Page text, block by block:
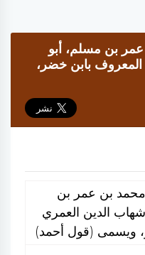
بن مسلم، أبو
المعروف بابن خضر،
بن عمر بن
الدين العمري
ويسمى (قول أحمد)